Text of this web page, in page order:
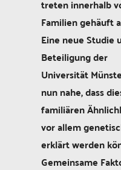
treten innerhalb
Familien gehäuft
Eine neue Studie
Beteiligung der
Universität
nun nahe, dass
familiären
vor allem
erklärt werden
Gemeinsame